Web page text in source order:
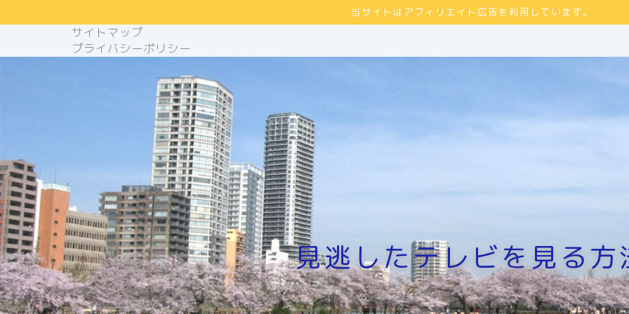
当サイトはアフィリエイト広告を利用しています。
サイトマップ
プライバシーポリシー
見逃したテレビを見る方